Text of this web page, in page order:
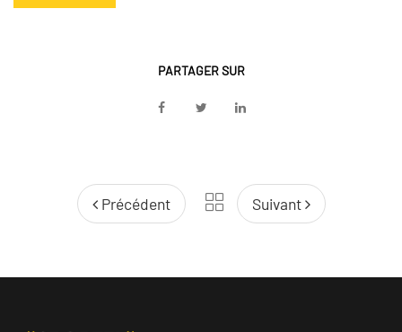
PARTAGER SUR
Précédent Suivant